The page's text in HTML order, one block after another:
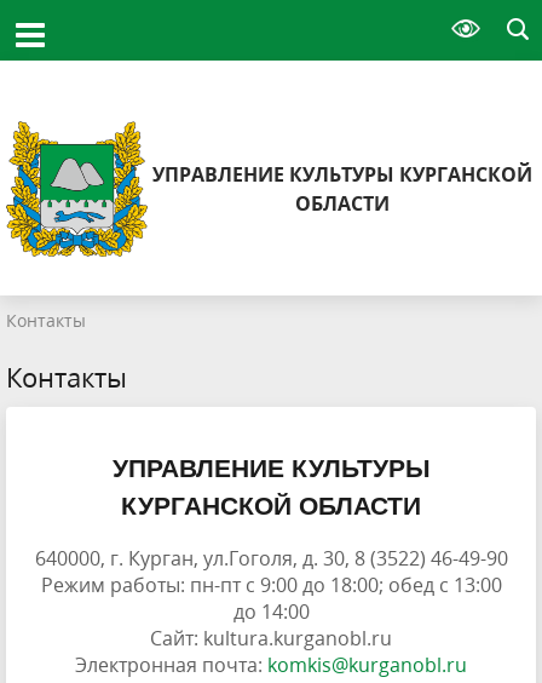
УПРАВЛЕНИЕ КУЛЬТУРЫ КУРГАНСКОЙ
ОБЛАСТИ
Контакты
Контакты
УПРАВЛЕНИЕ КУЛЬТУРЫ
КУРГАНСКОЙ ОБЛАСТИ
640000, г. Курган, ул.Гоголя, д. 30, 8 (3522) 46-49-90
Режим работы: пн-пт с 9:00 до 18:00; обед с 13:00
до 14:00
Сайт: kultura.kurganobl.ru
Электронная почта: komkis@kurganobl.ru